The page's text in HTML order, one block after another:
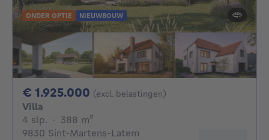
ONDER OPTIE NIEUWBOUW
€ 1.925.000 1925000€
(excl. belastingen)
Villa
4 slp. 4 slaapkamers
· 388 m²
9830 Sint-Martens-Latem